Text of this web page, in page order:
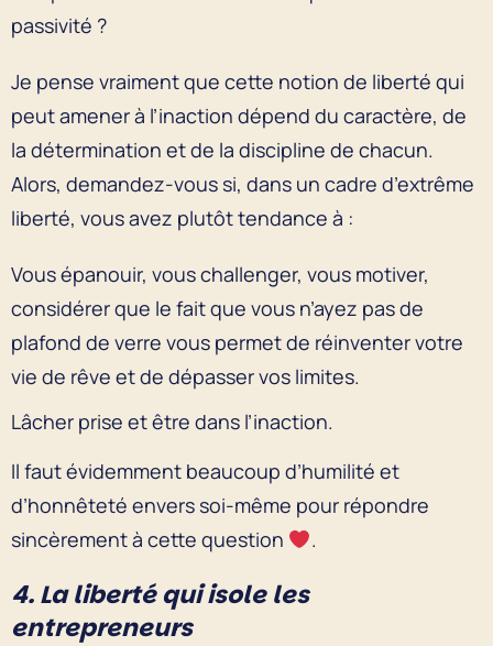
passivité ?
Je pense vraiment que cette notion de liberté qui
peut amener à l’inaction dépend du caractère, de
la détermination et de la discipline de chacun.
Alors, demandez-vous si, dans un cadre d’extrême
liberté, vous avez plutôt tendance à :
Vous épanouir, vous challenger, vous motiver,
considérer que le fait que vous n’ayez pas de
plafond de verre vous permet de réinventer votre
vie de rêve et de dépasser vos limites.
Lâcher prise et être dans l’inaction.
Il faut évidemment beaucoup d’humilité et
d’honnêteté envers soi-même pour répondre
sincèrement à cette question
.
4. La liberté qui isole les
entrepreneurs